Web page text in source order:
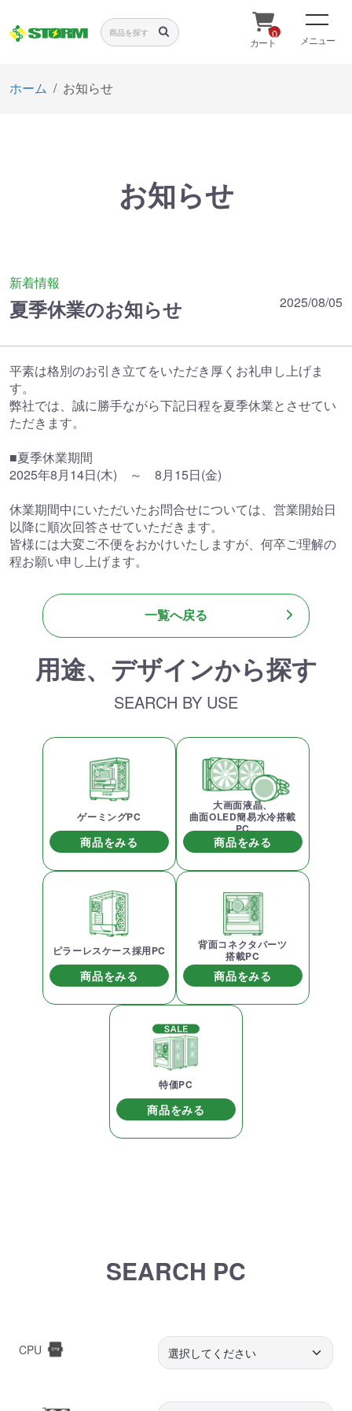
0
カート メニュー
ホーム お知らせ
お知らせ
新着情報
夏季休業のお知らせ 2025/08/05
平素は格別のお引き立てをいただき厚くお礼申し上げま
す。
弊社では、誠に勝手ながら下記日程を夏季休業とさせてい
ただきます。
■夏季休業期間
2025年8月14日(木) ～ 8月15日(金)
休業期間中にいただいたお問合せについては、営業開始日
以降に順次回答させていただきます。
皆様には大変ご不便をおかけいたしますが、何卒ご理解の
程お願い申し上げます。
一覧へ戻る
用途、デザインから探す
SEARCH BY USE
ゲーミングPC
商品をみる
大画面液晶、
曲面OLED簡易水冷搭載
PC
商品をみる
ピラーレスケース採用PC
商品をみる
背面コネクタパーツ
搭載PC
商品をみる
特価PC
商品をみる
SEARCH PC
CPU